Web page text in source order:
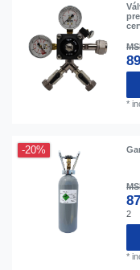
*
-20%
2
*